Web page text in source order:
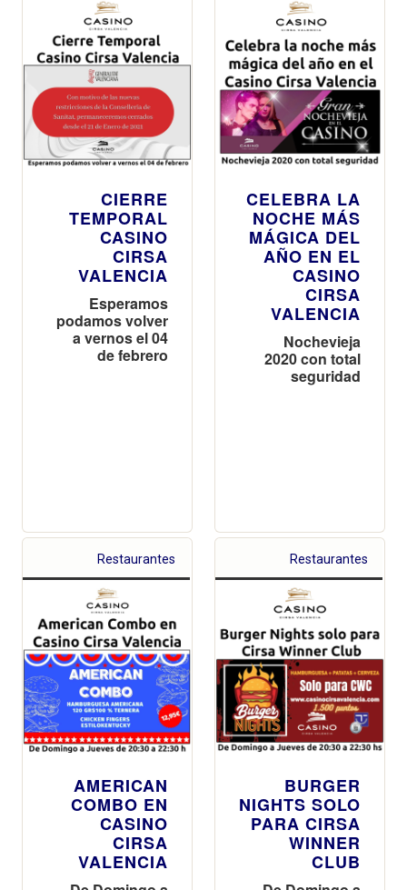
CIERRE
TEMPORAL
CASINO
CIRSA
VALENCIA
Esperamos
podamos volver
a vernos el 04
de febrero
CELEBRA LA
NOCHE MÁS
MÁGICA DEL
AÑO EN EL
CASINO
CIRSA
VALENCIA
Nochevieja
2020 con total
seguridad
Restaurantes
AMERICAN
COMBO EN
CASINO
CIRSA
VALENCIA
Restaurantes
BURGER
NIGHTS SOLO
PARA CIRSA
WINNER
CLUB